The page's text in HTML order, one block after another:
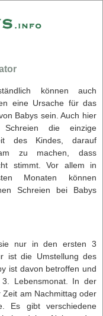
können auch
eine Ursache für das
Babys sein. Auch hier
die einzige
des Kindes, darauf
zu machen, dass
stimmt. Vor allem in
Monaten können
Schreien bei Babys
nur in den ersten 3
ist die Umstellung des
ist davon betroffen und
Lebensmonat. In der
Zeit am Nachmittag oder
Es gibt verschiedene